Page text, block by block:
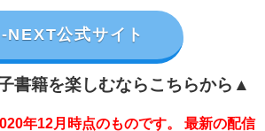
NEXT公式サイト
書籍を楽しむならこちらから▲
年12月時点のものです。 最新の配信